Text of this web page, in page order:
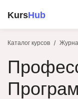
KursHub
Каталог курсов